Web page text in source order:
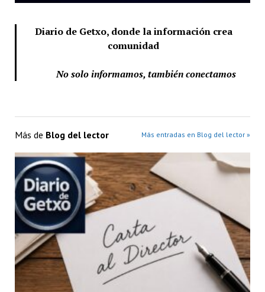
Diario de Getxo, donde la información crea
comunidad
No solo informamos, también conectamos
Más de Blog del lector Más entradas en Blog del lector »